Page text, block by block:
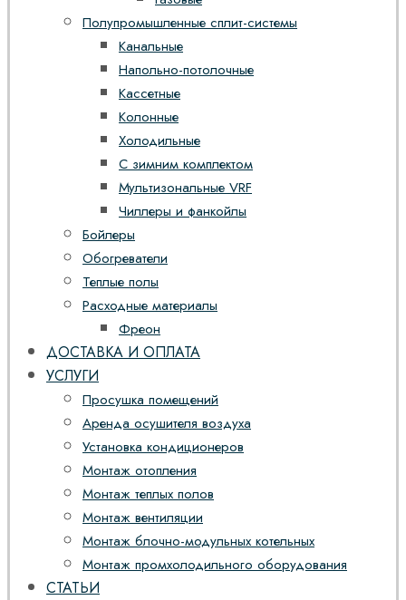
Полупромышленные сплит-системы
Канальные
Напольно-потолочные
Кассетные
Колонные
Холодильные
С зимним комплектом
Мультизональные VRF
Чиллеры и фанкойлы
Бойлеры
Обогреватели
Теплые полы
Расходные материалы
Фреон
ДОСТАВКА И ОПЛАТА
УСЛУГИ
Просушка помещений
Аренда осушителя воздуха
Установка кондиционеров
Монтаж отопления
Монтаж теплых полов
Монтаж вентиляции
Монтаж блочно-модульных котельных
Монтаж промхолодильного оборудования
СТАТЬИ